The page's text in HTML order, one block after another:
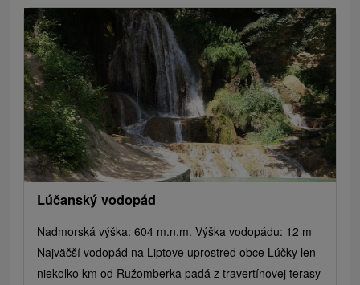
Lúčanský vodopád
Nadmorská výška: 604 m.n.m. Výška vodopádu: 12 m
Najväčší vodopád na Liptove uprostred obce Lúčky len
niekoľko km od Ružomberka padá z travertínovej terasy